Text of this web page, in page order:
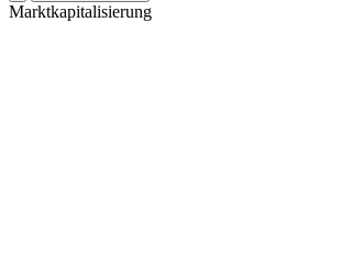
Marktkapitalisierung